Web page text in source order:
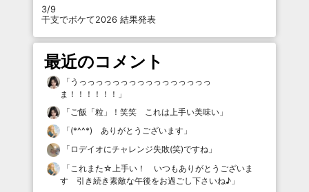
3/9
干支でボケて2026 結果発表
最近のコメント
「 うっっっっっっっっっっっっっっっっ
ま！！！！！！ 」
「ご飯「粒」！笑笑 これは上手い美味い 」
「(*^^*) ありがとうございます 」
「 ロデイオにチャレンジ失敗(笑)ですね 」
「 これまた☆上手い！ いつもありがとうございま
す 引き続き素敵な午後をお過ごし下さいね♪ 」